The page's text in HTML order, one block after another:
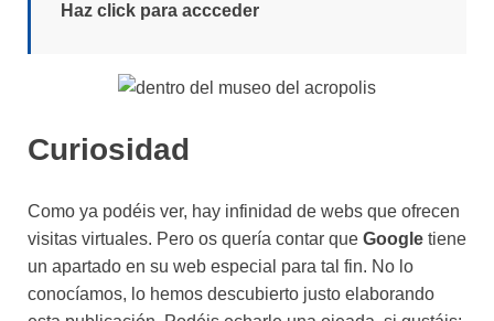
Haz click para accceder
Curiosidad
Como ya podéis ver, hay infinidad de webs que ofrecen
visitas virtuales. Pero os quería contar que Google tiene
un apartado en su web especial para tal fin. No lo
conocíamos, lo hemos descubierto justo elaborando